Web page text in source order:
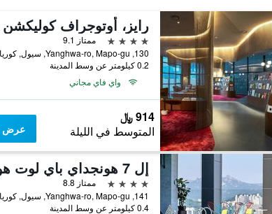
4 نجوم
ممتاز 9.1
130, Yanghwa-ro, Mapo-gu, سيول, كوريا الجنوبية
0.2 كيلومتر عن وسط المدينة
واي فاي مجاني
914 ﷼
المتوسط في الليلة عرض
4 نجوم
ممتاز 8.8
141, Yanghwa-ro, Mapo-gu, سيول, كوريا الجنوبية
0.4 كيلومتر عن وسط المدينة